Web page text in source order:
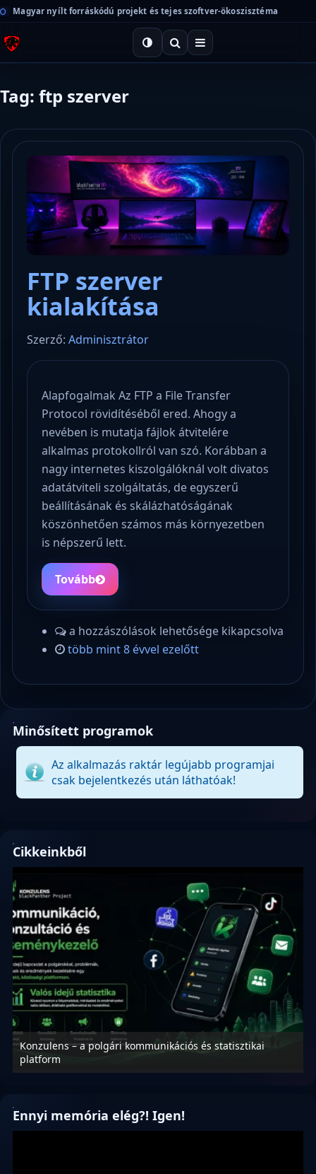
Magyar nyílt forráskódú projekt és tejes szoftver-ökoszisztéma
Tag: ftp szerver
FTP szerver
kialakítása
Szerző: Adminisztrátor
Alapfogalmak Az FTP a File Transfer
Protocol rövidítéséből ered. Ahogy a
nevében is mutatja fájlok átvitelére
alkalmas protokollról van szó. Korábban a
nagy internetes kiszolgálóknál volt divatos
adatátviteli szolgáltatás, de egyszerű
beállításának és skálázhatóságának
köszönhetően számos más környezetben
is népszerű lett.
Tovább
a hozzászólások lehetősége kikapcsolva
több mint 8 évvel ezelőtt
Minősített programok
Az alkalmazás raktár legújabb programjai
csak bejelentkezés után láthatóak!
Cikkeinkből
Konzulens – a polgári kommunikációs és statisztikai
platform
Ennyi memória elég?! Igen!